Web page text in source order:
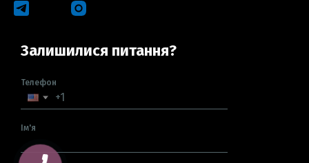
Залишилися питання?
Телефон
Ім'я